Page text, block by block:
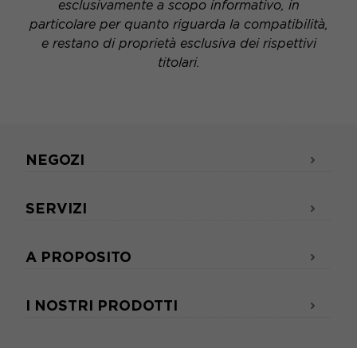
esclusivamente a scopo informativo, in
particolare per quanto riguarda la compatibilità,
e restano di proprietà esclusiva dei rispettivi
titolari.
NEGOZI
SERVIZI
A PROPOSITO
I NOSTRI PRODOTTI